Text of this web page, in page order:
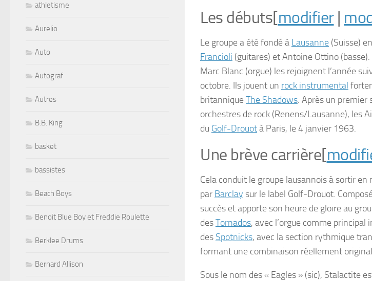
Les débuts[modifier|
Le groupe a été fondé à Lausanne (Suisse) en
Francioli (guitares) et Antoine Ottino
Marc Blanc (orgue) les rejoignent l’année
octobre. Ils jouent un rock instrumental
britanniqueThe Shadows. Après un premier
orchestres de rock (Renens/Lausanne), les
du Golf-Drouotà Paris, le4 janvier 1963.
Une brève carrière[
Cela conduit le groupe lausannois à sortir en
par Barclay sur le label Golf-Drouot.
succès et apporte son heure de gloire au
desTornados, avec l’orgue comme
des Spotnicks, avec la section rythmique
formant une combinaison réellement
Sous le nom des « Eagles » (sic), Stalactite
athletisme
Aurelio
Auto
Autograf
Autres
B.B. King
basket
bassistes
Beach Boys
Benoit Blue Boy et Freddie Roulette
Berklee Drums
Bernard Allison